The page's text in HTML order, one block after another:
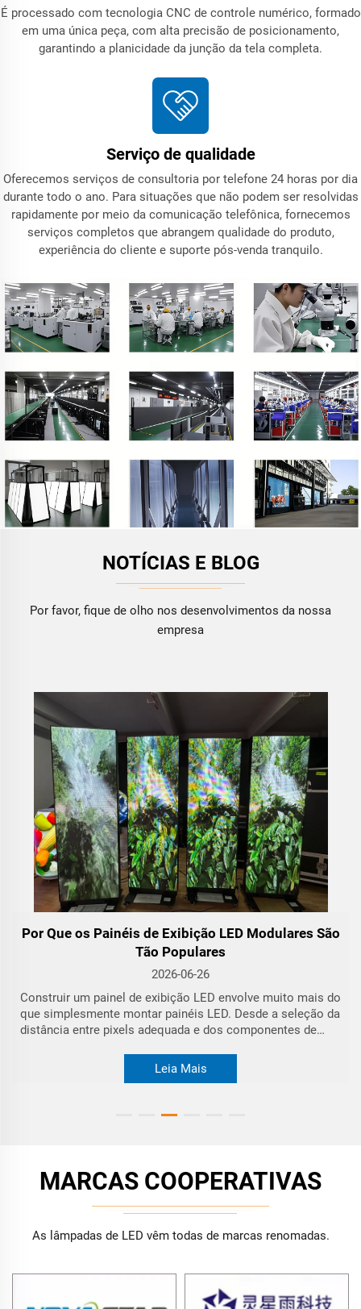
É processado com tecnologia CNC de controle numérico, formado
em uma única peça, com alta precisão de posicionamento,
garantindo a planicidade da junção da tela completa.
Serviço de qualidade
Oferecemos serviços de consultoria por telefone 24 horas por dia
durante todo o ano. Para situações que não podem ser resolvidas
rapidamente por meio da comunicação telefônica, fornecemos
serviços completos que abrangem qualidade do produto,
experiência do cliente e suporte pós-venda tranquilo.
NOTÍCIAS E BLOG
Por favor, fique de olho nos desenvolvimentos da nossa
empresa
Por Que os Painéis de Exibição LED Modulares São
Tão Populares
2026-06-26
Construir um painel de exibição LED envolve muito mais do
que simplesmente montar painéis LED. Desde a seleção da
distância entre pixels adequada e dos componentes de
publicação de conteúdo digital, cada etapa desempenha
Leia Mais
MARCAS COOPERATIVAS
As lâmpadas de LED vêm todas de marcas renomadas.